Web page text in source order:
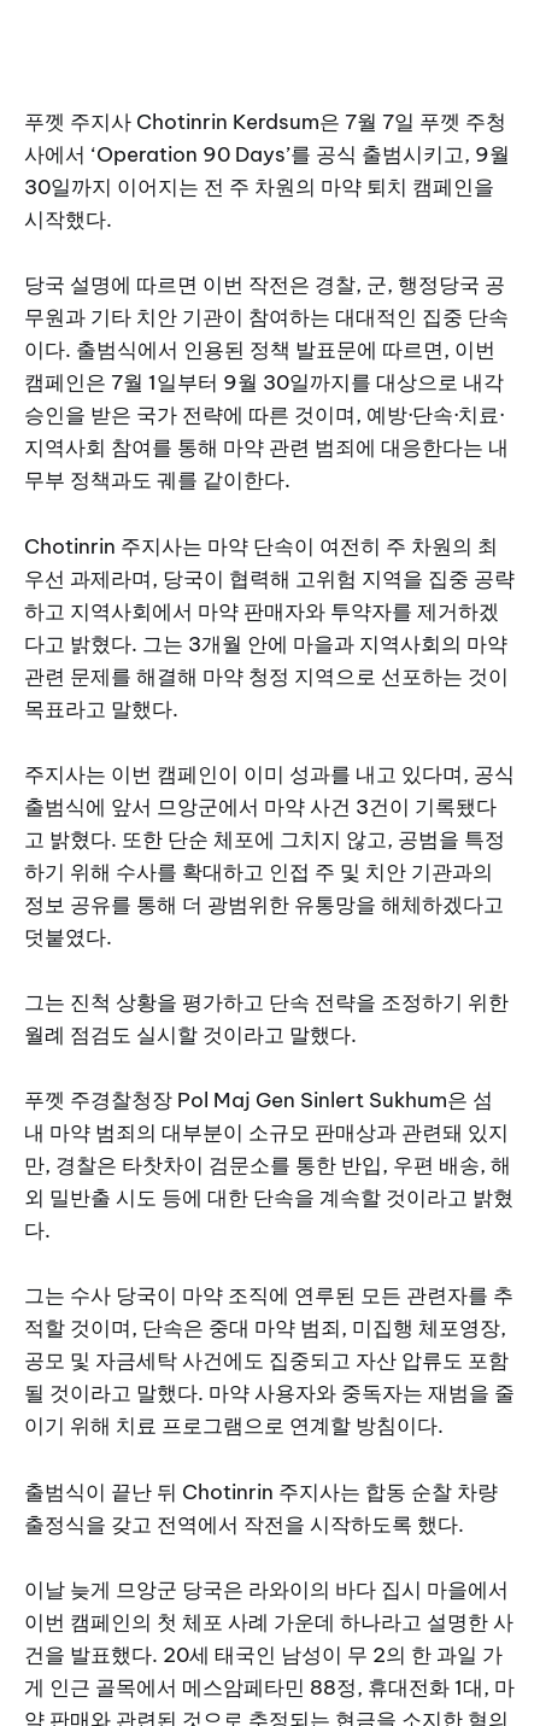
푸껫 주지사 Chotinrin Kerdsum은 7월 7일 푸껫 주청
사에서 ‘Operation 90 Days’를 공식 출범시키고, 9월
30일까지 이어지는 전 주 차원의 마약 퇴치 캠페인을
시작했다.
당국 설명에 따르면 이번 작전은 경찰, 군, 행정당국 공
무원과 기타 치안 기관이 참여하는 대대적인 집중 단속
이다. 출범식에서 인용된 정책 발표문에 따르면, 이번
캠페인은 7월 1일부터 9월 30일까지를 대상으로 내각
승인을 받은 국가 전략에 따른 것이며, 예방·단속·치료·
지역사회 참여를 통해 마약 관련 범죄에 대응한다는 내
무부 정책과도 궤를 같이한다.
Chotinrin 주지사는 마약 단속이 여전히 주 차원의 최
우선 과제라며, 당국이 협력해 고위험 지역을 집중 공략
하고 지역사회에서 마약 판매자와 투약자를 제거하겠
다고 밝혔다. 그는 3개월 안에 마을과 지역사회의 마약
관련 문제를 해결해 마약 청정 지역으로 선포하는 것이
목표라고 말했다.
주지사는 이번 캠페인이 이미 성과를 내고 있다며, 공식
출범식에 앞서 므앙군에서 마약 사건 3건이 기록됐다
고 밝혔다. 또한 단순 체포에 그치지 않고, 공범을 특정
하기 위해 수사를 확대하고 인접 주 및 치안 기관과의
정보 공유를 통해 더 광범위한 유통망을 해체하겠다고
덧붙였다.
그는 진척 상황을 평가하고 단속 전략을 조정하기 위한
월례 점검도 실시할 것이라고 말했다.
푸껫 주경찰청장 Pol Maj Gen Sinlert Sukhum은 섬
내 마약 범죄의 대부분이 소규모 판매상과 관련돼 있지
만, 경찰은 타찻차이 검문소를 통한 반입, 우편 배송, 해
외 밀반출 시도 등에 대한 단속을 계속할 것이라고 밝혔
다.
그는 수사 당국이 마약 조직에 연루된 모든 관련자를 추
적할 것이며, 단속은 중대 마약 범죄, 미집행 체포영장,
공모 및 자금세탁 사건에도 집중되고 자산 압류도 포함
될 것이라고 말했다. 마약 사용자와 중독자는 재범을 줄
이기 위해 치료 프로그램으로 연계할 방침이다.
출범식이 끝난 뒤 Chotinrin 주지사는 합동 순찰 차량
출정식을 갖고 전역에서 작전을 시작하도록 했다.
이날 늦게 므앙군 당국은 라와이의 바다 집시 마을에서
이번 캠페인의 첫 체포 사례 가운데 하나라고 설명한 사
건을 발표했다. 20세 태국인 남성이 무 2의 한 과일 가
게 인근 골목에서 메스암페타민 88정, 휴대전화 1대, 마
약 판매와 관련된 것으로 추정되는 현금을 소지한 혐의